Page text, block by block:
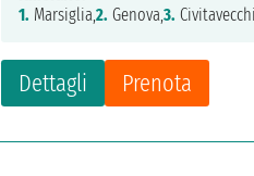
Dettagli Prenota
1. Marsiglia,2. Genova,3.